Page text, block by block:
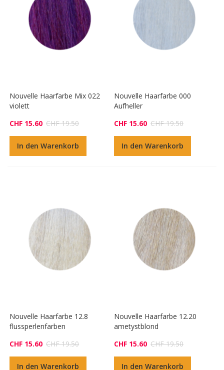
Nouvelle Haarfarbe Mix 022
violett
CHF 15.60 CHF 19.50
In den Warenkorb
Nouvelle Haarfarbe 000
Aufheller
CHF 15.60 CHF 19.50
In den Warenkorb
Nouvelle Haarfarbe 12.8
flussperlenfarben
CHF 15.60 CHF 19.50
In den Warenkorb
Nouvelle Haarfarbe 12.20
ametystblond
CHF 15.60 CHF 19.50
In den Warenkorb